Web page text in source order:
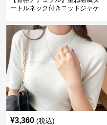
ートルネック付きニットジャケ
¥3,360 (税込)